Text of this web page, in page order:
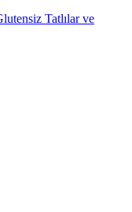
Tatlılar ve